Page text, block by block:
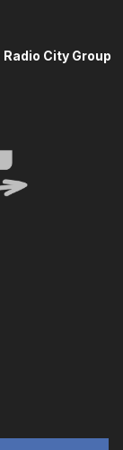
Radio City Group